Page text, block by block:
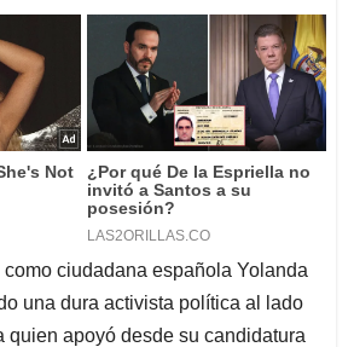
ciudadana española Yolanda
una dura activista política al lado
quien apoyó desde su candidatura